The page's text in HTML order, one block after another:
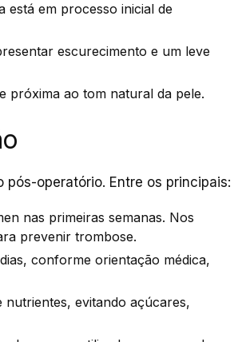
está em processo inicial de
escurecimento e um leve
próxima ao tom natural da pele.
operatório. Entre os principais:
nas primeiras semanas. Nos
prevenir trombose.
conforme orientação médica,
evitando açúcares,